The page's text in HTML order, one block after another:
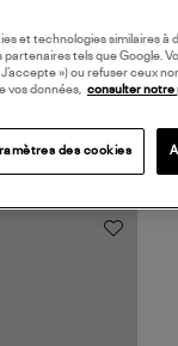
et technologies similaires
tels que Google.
») ou refuser ceux
vos données, consulter notre
des cookies